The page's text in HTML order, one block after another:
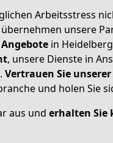
Arbeitsstress
unsere
in
, unsere Dienste in
Vertrauen Sie unserer
und holen Sie
aus und erhalten Sie